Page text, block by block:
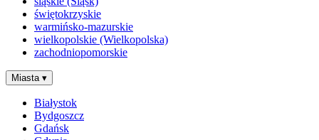
świętokrzyskie
warmińsko-mazurskie
wielkopolskie (Wielkopolska)
zachodniopomorskie
Miasta ▾
Białystok
Bydgoszcz
Gdańsk